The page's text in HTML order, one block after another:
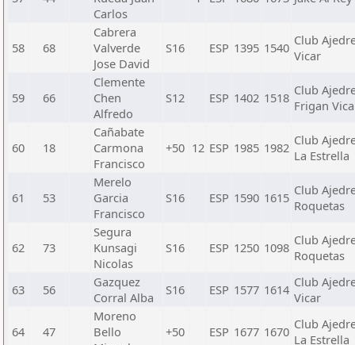
Carlos
58 68
Cabrera
Valverde
Jose David
S16 ESP 1395 1540 Club
Vicar
59 66
Clemente
Chen
Alfredo
S12 ESP 1402 1518 Club
Frigan
60 18
Cañabate
Carmona
Francisco
+50 12 ESP 1985 1982 Club
La Estrella
61 53
Merelo
Garcia
Francisco
S16 ESP 1590 1615 Club
Roquetas
62 73
Segura
Kunsagi
Nicolas
S16 ESP 1250 1098 Club
Roquetas
63 56
Gazquez
Corral Alba
S16 ESP 1577 1614 Club
Vicar
64 47
Moreno
Bello
+50 ESP 1677 1670 Club
La Estrella